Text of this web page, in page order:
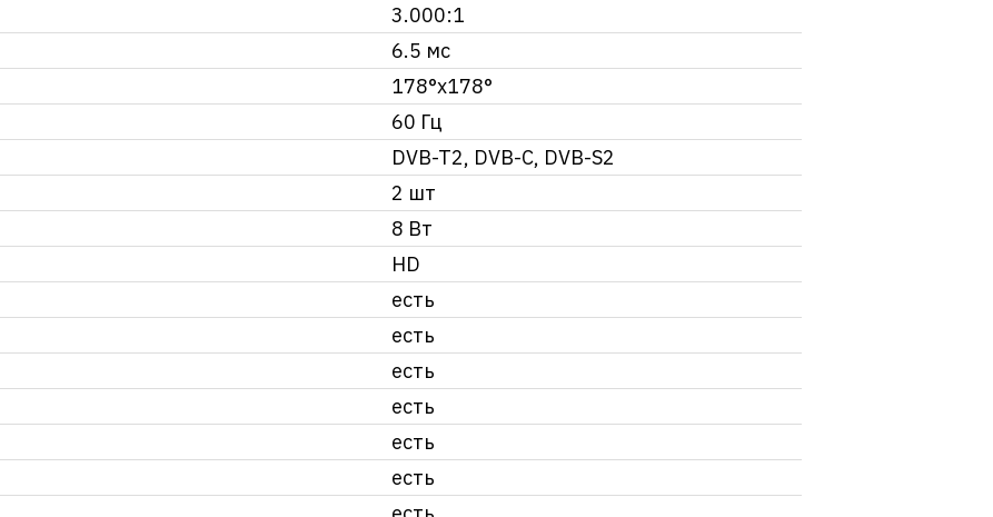
3.000:1
6.5 мс
178°x178°
60 Гц
DVB-T2, DVB-C, DVB-S2
2 шт
8 Вт
HD
есть
есть
есть
есть
есть
есть